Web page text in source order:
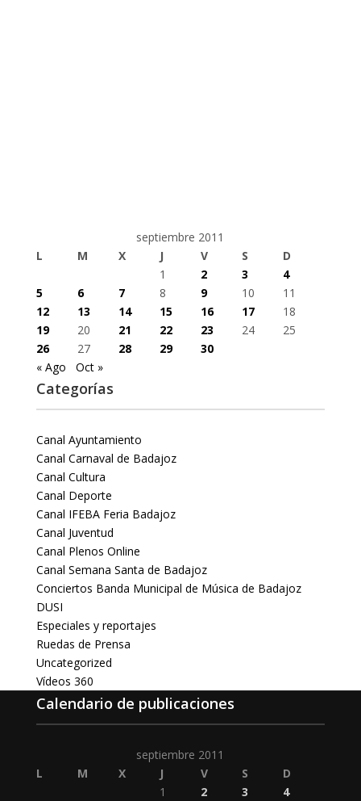
septiembre 2011
L
M X J V S
D
1
2 3
4
5
6 7 8 9 10
11
12
13 14 15 16 17
18
19
20 21 22 23 24
25
26
27 28 29
30
« Ago
Oct »
Categorías
Canal Ayuntamiento
Canal Carnaval de Badajoz
Canal Cultura
Canal Deporte
Canal IFEBA Feria Badajoz
Canal Juventud
Canal Plenos Online
Canal Semana Santa de Badajoz
Conciertos Banda Municipal de Música de Badajoz
DUSI
Especiales y reportajes
Ruedas de Prensa
Uncategorized
Vídeos 360
Calendario de publicaciones
septiembre 2011
L
M X J V S
D
1
2 3
4